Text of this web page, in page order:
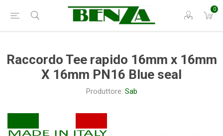
0
Raccordo Tee rapido 16mm x 16mm
X 16mm PN16 Blue seal
Produttore: Sab